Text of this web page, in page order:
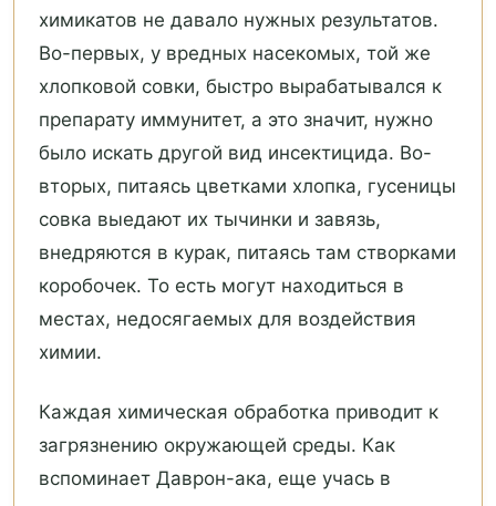
химикатов не давало нужных результатов.
Во-первых, у вредных насекомых, той же
хлопковой совки, быстро вырабатывался к
препарату иммунитет, а это значит, нужно
было искать другой вид инсектицида. Во-
вторых, питаясь цветками хлопка, гусеницы
совка выедают их тычинки и завязь,
внедряются в курак, питаясь там створками
коробочек. То есть могут находиться в
местах, недосягаемых для воздействия
химии.
Каждая химическая обработка приводит к
загрязнению окружающей среды. Как
вспоминает Даврон-ака, еще учась в